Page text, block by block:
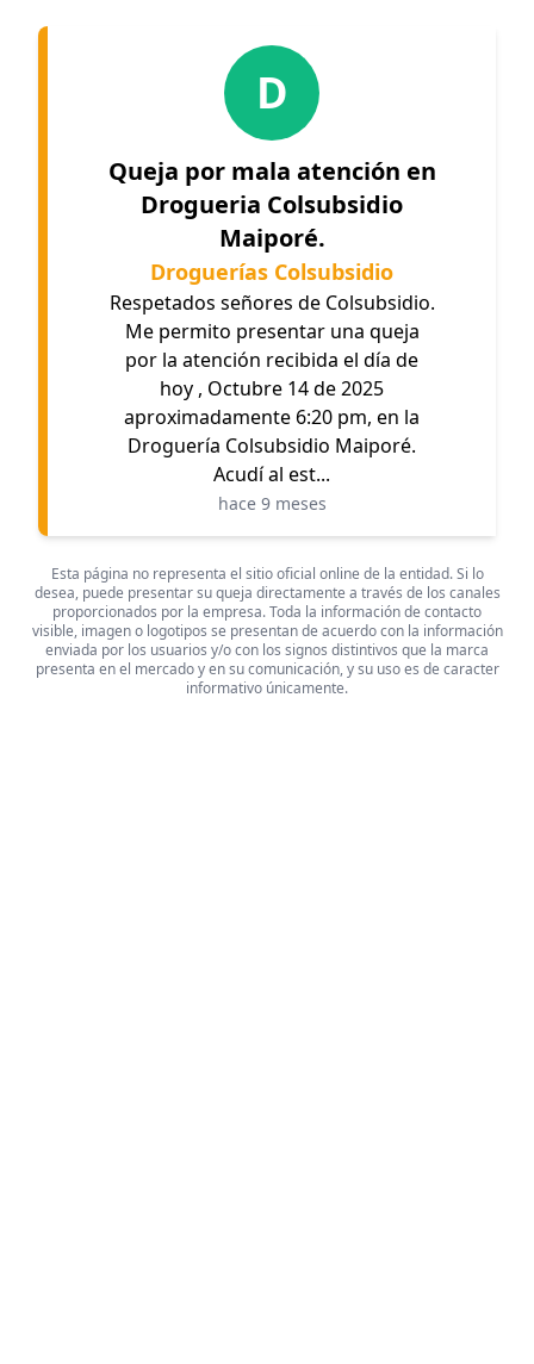
D
Queja por mala atención en
Drogueria Colsubsidio
Maiporé.
Droguerías Colsubsidio
Respetados señores de Colsubsidio.
Me permito presentar una queja
por la atención recibida el día de
hoy , Octubre 14 de 2025
aproximadamente 6:20 pm, en la
Droguería Colsubsidio Maiporé.
Acudí al est...
hace 9 meses
Esta página no representa el sitio oficial online de la entidad. Si lo
desea, puede presentar su queja directamente a través de los canales
proporcionados por la empresa. Toda la información de contacto
visible, imagen o logotipos se presentan de acuerdo con la información
enviada por los usuarios y/o con los signos distintivos que la marca
presenta en el mercado y en su comunicación, y su uso es de caracter
informativo únicamente.